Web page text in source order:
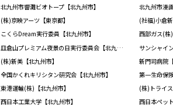
北九州市響灘ビオトープ【北九州市】 北九州市漫
(株)京映アーツ【東京都】 (社福)小倉
こくらDream実行委員【北九州市】 西部ガス(株)
皿倉山プレミアム夜景の日実行委員会【北九州市】 サンシャイ
(株)新美【北九州市】 新門司病院
全国かくれキリシタン研究会【北九州市】 第一生命保
東港運輸(株)【北九州市】 (株)トライ
西日本工業大学【北九州市】